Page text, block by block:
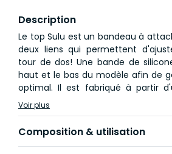
Description
Le top Sulu est un bandeau à
deux liens qui permettent
tour de dos! Une bande de
haut et le bas du modèle afin de
optimal. Il est fabriqué à partir
petites fleurs, fabriqué à partir de
Son style féminin et bohème est
des teintes naturelles, très douces,
Voir plus
Composition & utilisation